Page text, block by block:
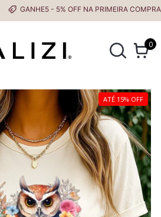
GANHE5 - 5% OFF NA PRIMEIRA COMPRA
0
ATÉ 15% OFF